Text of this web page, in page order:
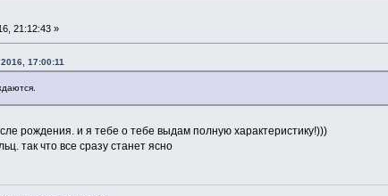
21:12:43 »
17:00:11
рождения. и я тебе о тебе выдам полную характеристику!)))
так что все сразу станет ясно